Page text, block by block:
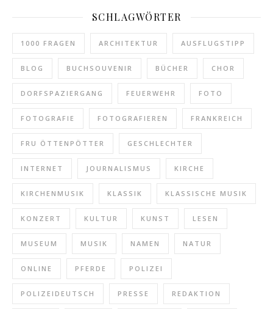
SCHLAGWÖRTER
1000 FRAGEN ARCHITEKTUR AUSFLUGSTIPP
BLOG BUCHSOUVENIR BÜCHER CHOR
DORFSPAZIERGANG FEUERWEHR FOTO
FOTOGRAFIE FOTOGRAFIEREN FRANKREICH
FRU ÖTTENPÖTTER GESCHLECHTER
INTERNET JOURNALISMUS KIRCHE
KIRCHENMUSIK KLASSIK KLASSISCHE MUSIK
KONZERT KULTUR KUNST LESEN
MUSEUM MUSIK NAMEN NATUR
ONLINE PFERDE POLIZEI
POLIZEIDEUTSCH PRESSE REDAKTION